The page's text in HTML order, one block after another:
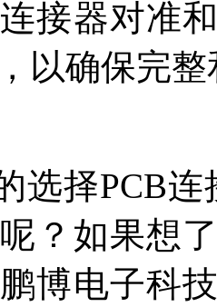
接器对准
以确保完
选择PCB
？如果想
博电子科